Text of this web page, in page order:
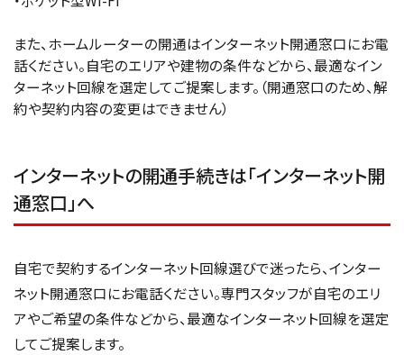
また、ホームルーターの開通はインターネット開通窓口にお電
話ください。自宅のエリアや建物の条件などから、最適なイン
ターネット回線を選定してご提案します。（開通窓口のため、解
約や契約内容の変更はできません）
インターネットの開通手続きは「インターネット開
通窓口」へ
自宅で契約するインターネット回線選びで迷ったら、インター
ネット開通窓口にお電話ください。専門スタッフが自宅のエリ
アやご希望の条件などから、最適なインターネット回線を選定
してご提案します。